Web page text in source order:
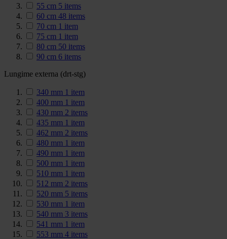
55 cm 5 items
60 cm 48 items
70 cm 1 item
75 cm 1 item
80 cm 50 items
90 cm 6 items
Lungime externa (drt-stg)
340 mm 1 item
400 mm 1 item
430 mm 2 items
435 mm 1 item
462 mm 2 items
480 mm 1 item
490 mm 1 item
500 mm 1 item
510 mm 1 item
512 mm 2 items
520 mm 5 items
530 mm 1 item
540 mm 3 items
541 mm 1 item
553 mm 4 items